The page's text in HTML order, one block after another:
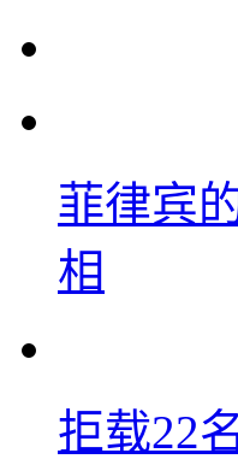
菲律宾
相
拒载22